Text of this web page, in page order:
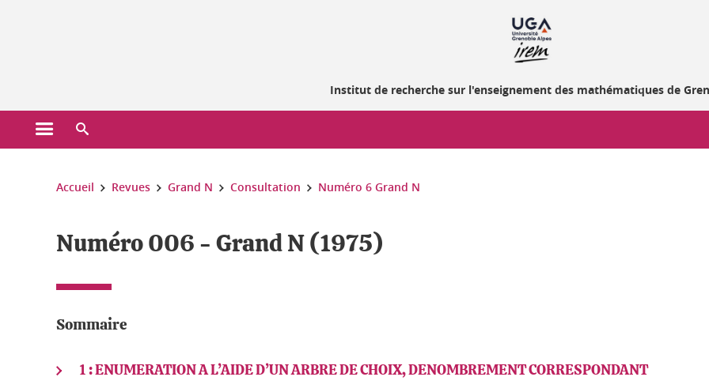
Institut de recherche sur l'enseignement des mathématiques de
Ouvrir le menu principal
Vous êtes ici :
Accueil Revues Grand N Consultation Numéro 6 Grand N
Numéro 006 - Grand N (1975)
Sommaire
1 : ENUMERATION A L’AIDE D’UN ARBRE DE CHOIX, DENOMBREMENT CORRESPONDANT